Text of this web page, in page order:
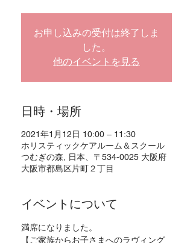
お申し込みの受付は終了しま
した。
他のイベントを見る
日時・場所
2021年1月12日 10:00 – 11:30
ホリスティックケアルーム＆スクール
つむぎの森, 日本、〒534-0025 大阪府
大阪市都島区片町２丁目
イベントについて
満席になりました。
【ご家族からお子さまへのラヴィング